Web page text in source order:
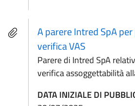
A parere Intred SpA
verifica VAS
Parere di Intred SpA
verifica assoggettabilità
DATA INIZIALE DI